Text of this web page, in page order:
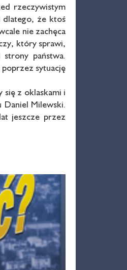
rzeczywistym
dlatego, że ktoś
nie zachęca
który sprawi,
państwa.
sytuację
się z oklaskami i
Daniel Milewski.
jeszcze przez